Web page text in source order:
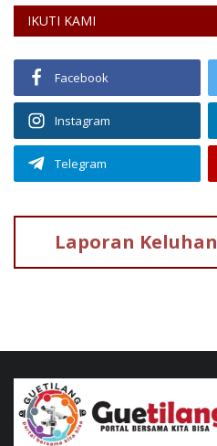
IKUTI KAMI
Facebook
Instagram
Telegram
Laporan Keluhan